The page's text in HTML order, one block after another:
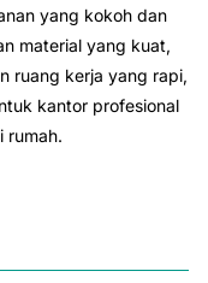
yang kokoh dan
material yang kuat,
ruang kerja yang rapi,
kantor profesional
rumah.